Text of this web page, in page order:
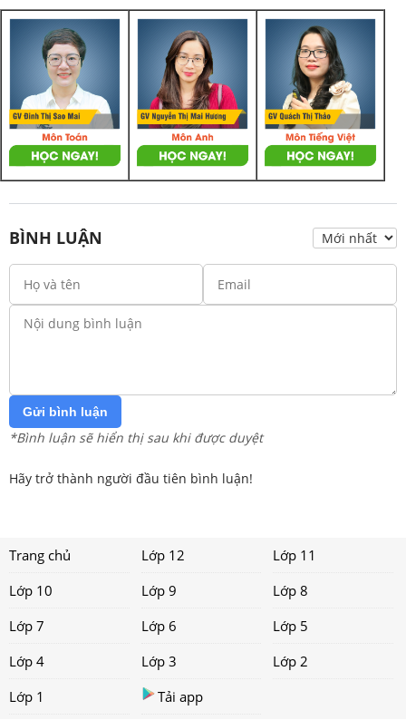
BÌNH LUẬN
Gửi bình luận
*Bình luận sẽ hiển thị sau khi được duyệt
Hãy trở thành người đầu tiên bình luận!
Trang chủ Lớp 12
Lớp 11
Lớp 10
Lớp 9
Lớp 8
Lớp 7
Lớp 6
Lớp 5
Lớp 4
Lớp 3
Lớp 2
Lớp 1
Tải app